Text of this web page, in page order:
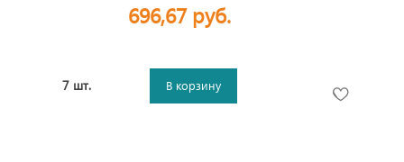
696,67 руб.
7 шт. В корзину